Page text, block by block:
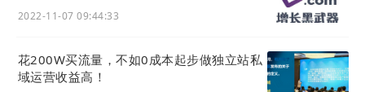
2022-11-07 09:44:33
花200W买流量，不如0成本起步做独立站私
域运营收益高！